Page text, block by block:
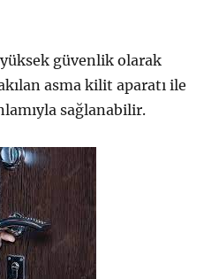
güvenlik olarak
asma kilit aparatı ile
sağlanabilir.